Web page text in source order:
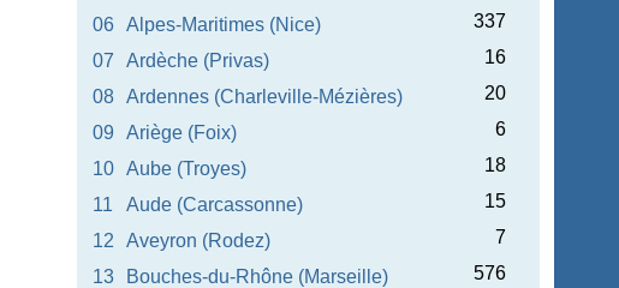
06
Alpes-Maritimes (Nice)
337
07
Ardèche (Privas)
16
08
Ardennes (Charleville-Mézières)
20
09
Ariège (Foix)
6
10
Aube (Troyes)
18
11
Aude (Carcassonne)
15
12
Aveyron (Rodez)
7
13
Bouches-du-Rhône (Marseille)
576